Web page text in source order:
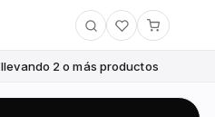
llevando 2 o más productos